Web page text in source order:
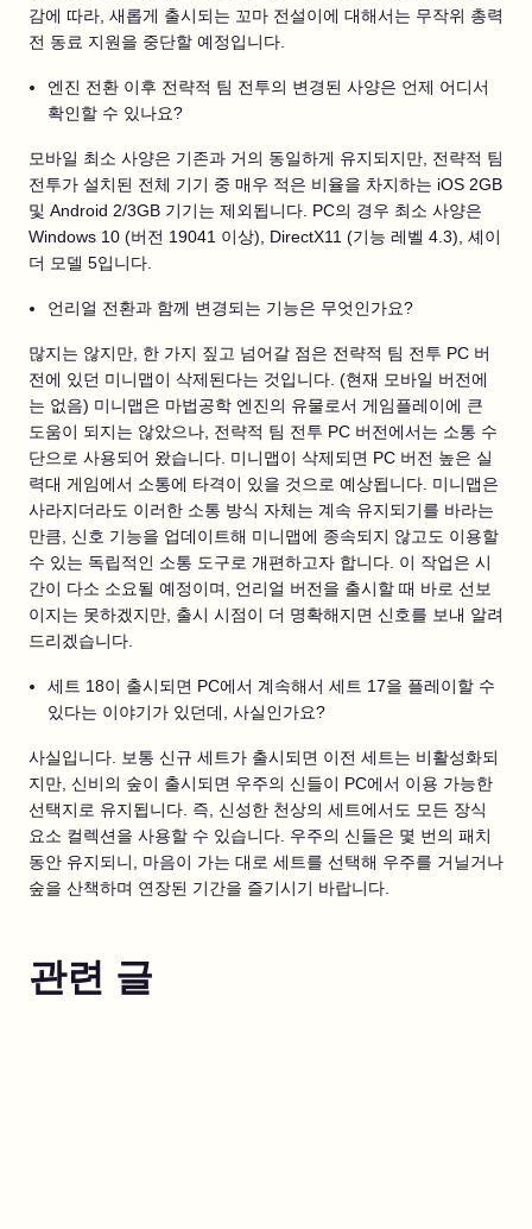
감에 따라, 새롭게 출시되는 꼬마 전설이에 대해서는 무작위 총력
전 동료 지원을 중단할 예정입니다.
엔진 전환 이후 전략적 팀 전투의 변경된 사양은 언제 어디서
확인할 수 있나요?
모바일 최소 사양은 기존과 거의 동일하게 유지되지만, 전략적 팀
전투가 설치된 전체 기기 중 매우 적은 비율을 차지하는 iOS 2GB
및 Android 2/3GB 기기는 제외됩니다. PC의 경우 최소 사양은
Windows 10 (버전 19041 이상), DirectX11 (기능 레벨 4.3), 셰이
더 모델 5입니다.
언리얼 전환과 함께 변경되는 기능은 무엇인가요?
많지는 않지만, 한 가지 짚고 넘어갈 점은 전략적 팀 전투 PC 버
전에 있던 미니맵이 삭제된다는 것입니다. (현재 모바일 버전에
는 없음) 미니맵은 마법공학 엔진의 유물로서 게임플레이에 큰
도움이 되지는 않았으나, 전략적 팀 전투 PC 버전에서는 소통 수
단으로 사용되어 왔습니다. 미니맵이 삭제되면 PC 버전 높은 실
력대 게임에서 소통에 타격이 있을 것으로 예상됩니다. 미니맵은
사라지더라도 이러한 소통 방식 자체는 계속 유지되기를 바라는
만큼, 신호 기능을 업데이트해 미니맵에 종속되지 않고도 이용할
수 있는 독립적인 소통 도구로 개편하고자 합니다. 이 작업은 시
간이 다소 소요될 예정이며, 언리얼 버전을 출시할 때 바로 선보
이지는 못하겠지만, 출시 시점이 더 명확해지면 신호를 보내 알려
드리겠습니다.
세트 18이 출시되면 PC에서 계속해서 세트 17을 플레이할 수
있다는 이야기가 있던데, 사실인가요?
사실입니다. 보통 신규 세트가 출시되면 이전 세트는 비활성화되
지만, 신비의 숲이 출시되면 우주의 신들이 PC에서 이용 가능한
선택지로 유지됩니다. 즉, 신성한 천상의 세트에서도 모든 장식
요소 컬렉션을 사용할 수 있습니다. 우주의 신들은 몇 번의 패치
동안 유지되니, 마음이 가는 대로 세트를 선택해 우주를 거닐거나
숲을 산책하며 연장된 기간을 즐기시기 바랍니다.
관련 글